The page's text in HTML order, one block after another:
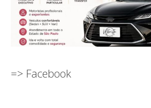
=> Facebook